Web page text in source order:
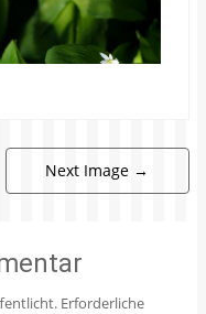
Next Image →
Erforderliche